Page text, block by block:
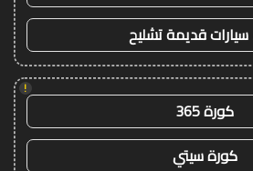
قديمة تشليح
!
كورة 365
كورة سيتي